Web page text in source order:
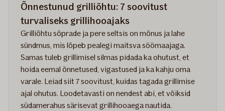
Õnnestunud grilliõhtu: 7 soovitust
turvaliseks grillihooajaks
Grilliõhtu sõprade ja pere seltsis on mõnus ja lahe
sündmus, mis lõpeb pealegi maitsva söömaajaga.
Samas tuleb grillimisel silmas pidada ka ohutust, et
hoida eemal õnnetused, vigastused ja ka kahju oma
varale. Leiad siit 7 soovitust, kuidas tagada grillimise
ajal ohutus. Loodetavasti on nendest abi, et võiksid
südamerahus särisevat grillihooaega nautida.